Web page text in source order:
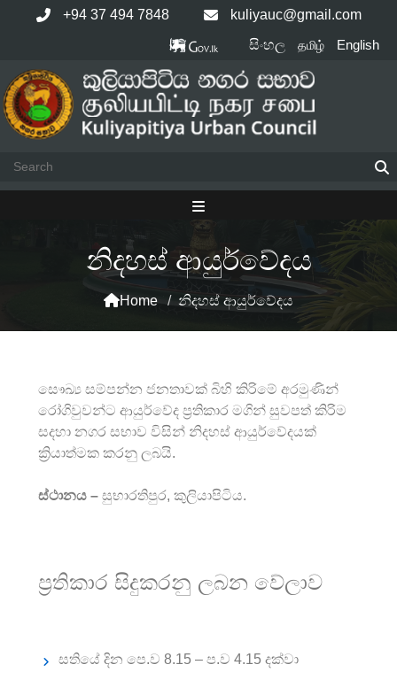
+94 37 494 7848 kuliyauc@gmail.com
සිංහල தமிழ் English
නිදහස් ආයුර්වේදය
Home / නිදහස් ආයුර්වේදය
සෞඛ්‍ය සම්පන්න ජනතාවක් බිහි කිරිමේ අරමුණින්
රෝගිවුවන්ට ආයුර්වේද ප්‍රතිකාර මගින් සුවපත් කිරිම
සදහා නගර සභාව විසින් නිදහස් ආයුර්වේදයක්
ක්‍රියාත්මක කරනු ලබයි.
ස්ථානය – සුභාරතිපුර, කුලියාපිටිය.
ප්‍රතිකාර සිදුකරනු ලබන වේලාව
සතියේ දින පෙ.ව 8.15 – ප.ව 4.15 දක්වා